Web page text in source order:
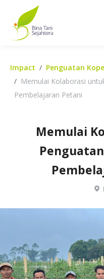
Impact
Penguatan
Memulai Kolaborasi
Pembelajaran Petani
Memulai